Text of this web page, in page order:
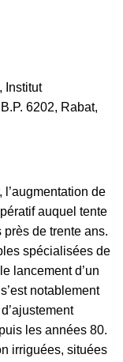
Institut
6202, Rabat,
de
auquel tente
de trente ans.
spécialisées de
lancement d’un
notablement
les années 80.
irriguées, situées